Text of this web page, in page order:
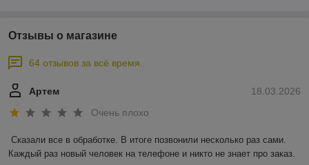
Отзывы о магазине
64 отзывов за всё время
18.03.2026
Артем
Очень плохо
Сказали все в обработке. В итоге позвонили несколько раз сами.
Каждый раз новый человек на телефоне и никто не знает про заказ.